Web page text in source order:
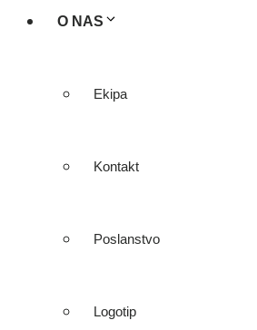
O NAS
Ekipa
Kontakt
Poslanstvo
Logotip